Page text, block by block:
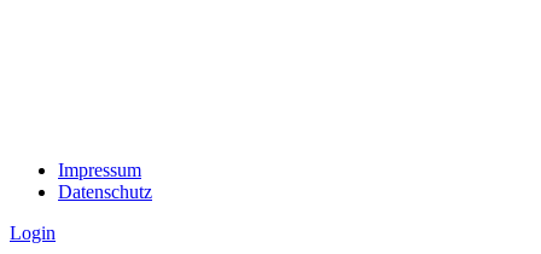
Impressum
Datenschutz
Login